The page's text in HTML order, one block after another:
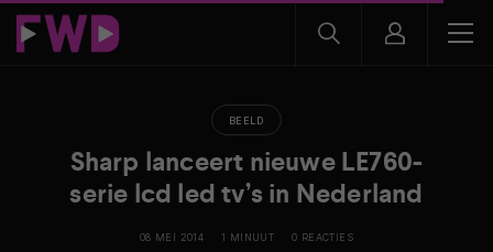
BEELD
Sharp lanceert nieuwe LE760-
serie lcd led tv’s in Nederland
08 MEI 2014 1 MINUUT 0 REACTIES